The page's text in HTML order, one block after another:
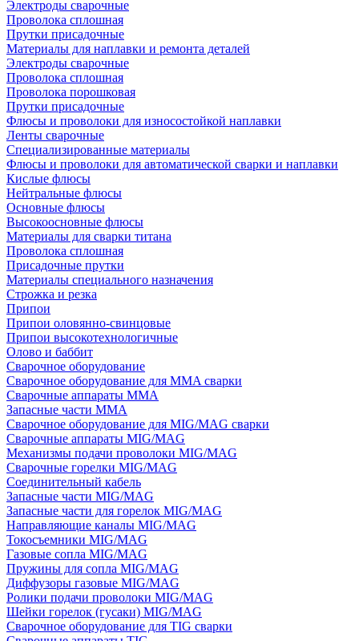
Электроды сварочные
Проволока сплошная
Прутки присадочные
Материалы для наплавки и ремонта деталей
Электроды сварочные
Проволока сплошная
Проволока порошковая
Прутки присадочные
Флюсы и проволоки для износостойкой наплавки
Ленты сварочные
Специализированные материалы
Флюсы и проволоки для автоматической сварки и наплавки
Кислые флюсы
Нейтральные флюсы
Основные флюсы
Высокоосновные флюсы
Материалы для сварки титана
Проволока сплошная
Присадочные прутки
Материалы специального назначения
Строжка и резка
Припои
Припои оловянно-свинцовые
Припои высокотехнологичные
Олово и баббит
Сварочное оборудование
Сварочное оборудование для MMA сварки
Сварочные аппараты MMA
Запасные части MMA
Сварочное оборудование для MIG/MAG сварки
Сварочные аппараты MIG/MAG
Механизмы подачи проволоки MIG/MAG
Сварочные горелки MIG/MAG
Соединительный кабель
Запасные части MIG/MAG
Запасные части для горелок MIG/MAG
Направляющие каналы MIG/MAG
Токосъемники MIG/MAG
Газовые сопла MIG/MAG
Пружины для сопла MIG/MAG
Диффузоры газовые MIG/MAG
Ролики подачи проволоки MIG/MAG
Шейки горелок (гусаки) MIG/MAG
Сварочное оборудование для TIG сварки